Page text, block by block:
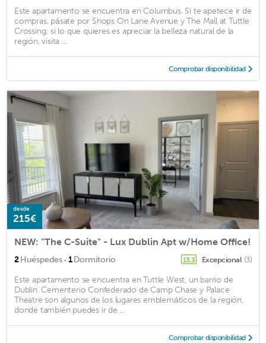
Este apartamento se encuentra en Columbus. Si te apetece ir de
compras, pásate por Shops On Lane Avenue y The Mall at Tuttle
Crossing; si lo que quieres es apreciar la belleza natural de la
región, visita ...
Comprobar disponibilidad
desde
215€
NEW: "The C-Suite" - Lux Dublin Apt w/Home Office!
2Huéspedes · 1Dormitorio 13,3 Excepcional (3)
Este apartamento se encuentra en Tuttle West, un barrio de
Dublin. Cementerio Confederado de Camp Chase y Palace
Theatre son algunos de los lugares emblemáticos de la región,
donde también puedes ir de ...
Comprobar disponibilidad